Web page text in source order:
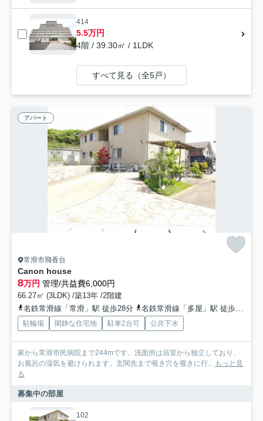
414
5.5万円
4階 / 39.30㎡ / 1LDK
すべて見る（全5戸）
アパート
常滑市飛香台
Canon house
8万円 管理/共益費6,000円
66.27㎡ (3LDK) /築13年 /2階建
名鉄常滑線「常滑」駅 徒歩28分
名鉄常滑線「多屋」駅 徒歩35分
駐輪場 閑静な住宅地 駐車2台可 公共下水
家から常滑市民病院まで244mです。洗面所は浴室から独立しており、
お風呂の湿気を避けられます。玄関先まで覗き穴を覗きに行... もっと見
る
募集中の部屋
102